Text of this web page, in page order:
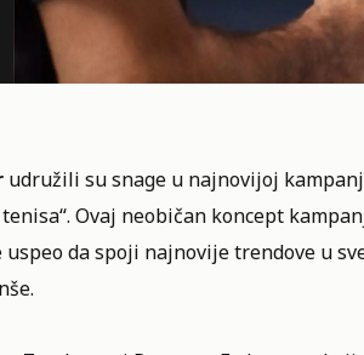
udružili su snage u najnovijoj
Ovaj neobičan koncept
da spoji najnovije trendove u